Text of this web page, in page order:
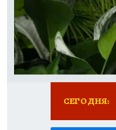
СЕГОДНЯ: